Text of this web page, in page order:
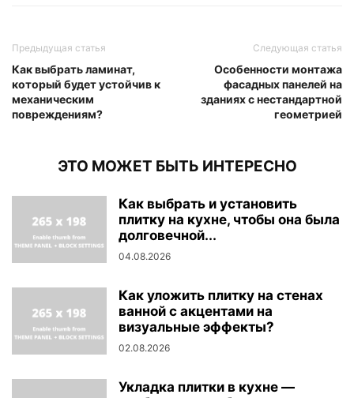
Предыдущая статья
Как выбрать ламинат,
который будет устойчив к
механическим
повреждениям?
Следующая статья
Особенности монтажа
фасадных панелей на
зданиях с нестандартной
геометрией
ЭТО МОЖЕТ БЫТЬ ИНТЕРЕСНО
Как выбрать и установить
плитку на кухне, чтобы она была
долговечной...
04.08.2026
Как уложить плитку на стенах
ванной с акцентами на
визуальные эффекты?
02.08.2026
Укладка плитки в кухне —